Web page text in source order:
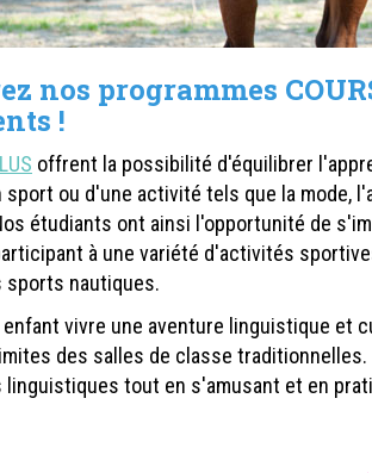
nos programmes
!
offrent la possibilité d'équilibrer
sport ou d'une activité tels que la mode,
étudiants ont ainsi l'opportunité de
à une variété d'activités
nautiques.
vivre une aventure linguistique et
des salles de classe
linguistiques tout en s'amusant et en